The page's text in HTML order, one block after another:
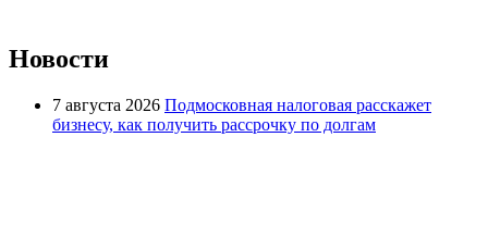
Новости
7 августа 2026 Подмосковная налоговая расскажет
бизнесу, как получить рассрочку по долгам